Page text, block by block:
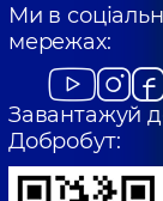
Ми в
мережах:
Завантажуй
Добробут: